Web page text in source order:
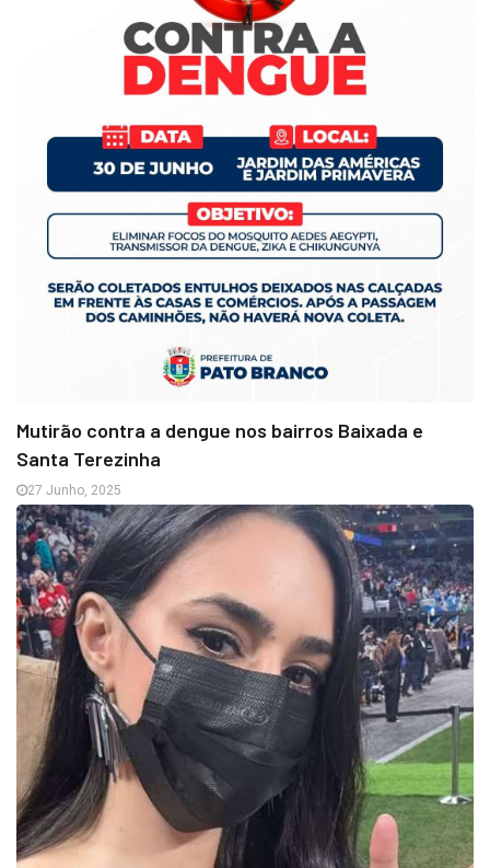
Mutirão contra a dengue nos bairros Baixada e
Santa Terezinha
27 Junho, 2025